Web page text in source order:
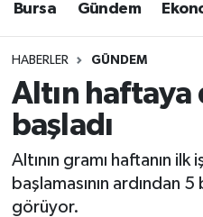
Bursa Gündem
HABERLER GÜNDEM
Altın haftaya
başladı
Altının gramı haftanın
başlamasının ardından
görüyor.
Bursa
Dünya
Eğitim
Ekonomi
Hava Durumu
Namaz Vakitleri
Trafik Durumu
Süper Lig Puan